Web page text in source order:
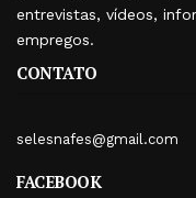
entrevistas, vídeos,
empregos.
CONTATO
selesnafes@gmail.com
FACEBOOK